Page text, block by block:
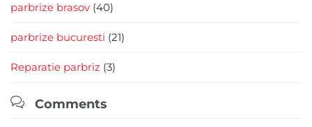
parbrize brasov (40)
parbrize bucuresti (21)
Reparatie parbriz (3)
 Comments